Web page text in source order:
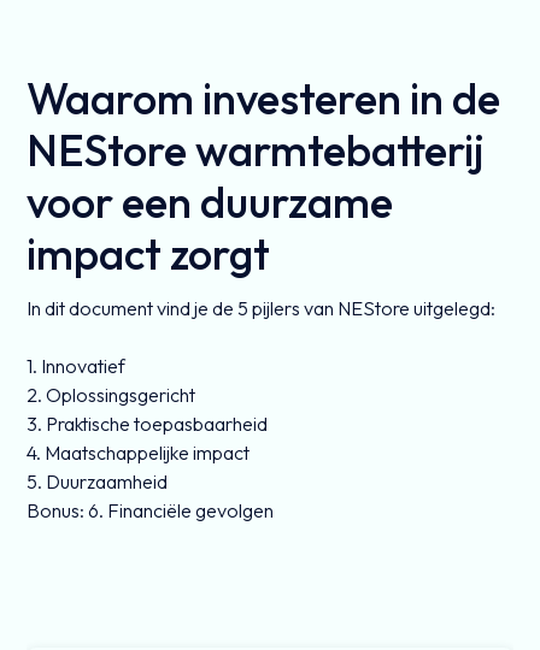
Waarom investeren in de
NEStore warmtebatterij
voor een duurzame
impact zorgt
In dit document vind je de 5 pijlers van NEStore uitgelegd:
1. Innovatief
2. Oplossingsgericht
3. Praktische toepasbaarheid
4. Maatschappelijke impact
5. Duurzaamheid
Bonus: 6. Financiële gevolgen